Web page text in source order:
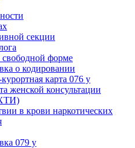
секции
свободной форме
о кодировании
карта 076 у
женской консультации
в крови наркотических
079 у